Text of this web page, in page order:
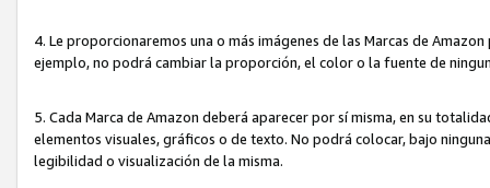
4. Le proporcionaremos una o más imágenes de las Marcas de
ejemplo, no podrá cambiar la proporción, el color o la fuente de
5. Cada Marca de Amazon deberá aparecer por sí misma, en su
elementos visuales, gráficos o de texto. No podrá colocar, bajo
legibilidad o visualización de la misma.